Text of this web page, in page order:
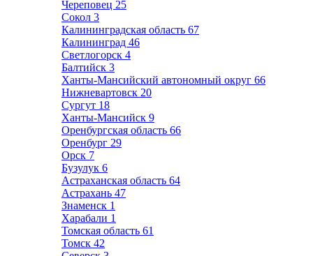
Череповец 25
Сокол 3
Калининградская область 67
Калининград 46
Светлогорск 4
Балтийск 3
Ханты-Мансийский автономный округ 66
Нижневартовск 20
Сургут 18
Ханты-Мансийск 9
Оренбургская область 66
Оренбург 29
Орск 7
Бузулук 6
Астраханская область 64
Астрахань 47
Знаменск 1
Харабали 1
Томская область 61
Томск 42